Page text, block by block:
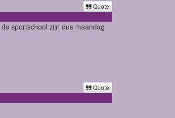
Quote
sportschool zijn dus maandag
Quote